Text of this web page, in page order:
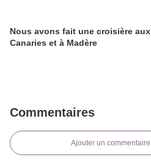
Nous avons fait une croisière aux
Canaries et à Madère
Commentaires
Ajouter un commentaire